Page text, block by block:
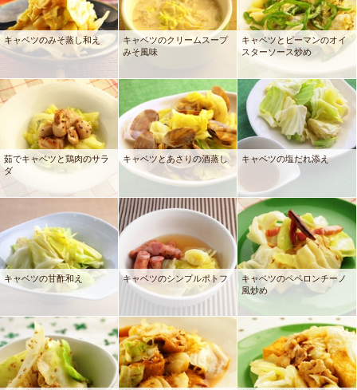
キャベツのみそ蒸し和え
キャベツのクリームスープ
みそ風味
キャベツとピーマンのオイ
スターソース炒め
茹でキャベツと鶏肉のサラ
ダ
キャベツとあさりの酒蒸し キャベツの塩だれ添え
キャベツの甘酢和え キャベツのシンプルポトフ
キャベツのペペロンチーノ
風炒め